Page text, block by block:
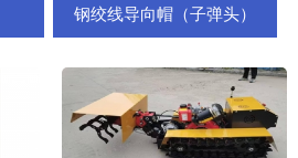
钢绞线导向帽（子弹头）